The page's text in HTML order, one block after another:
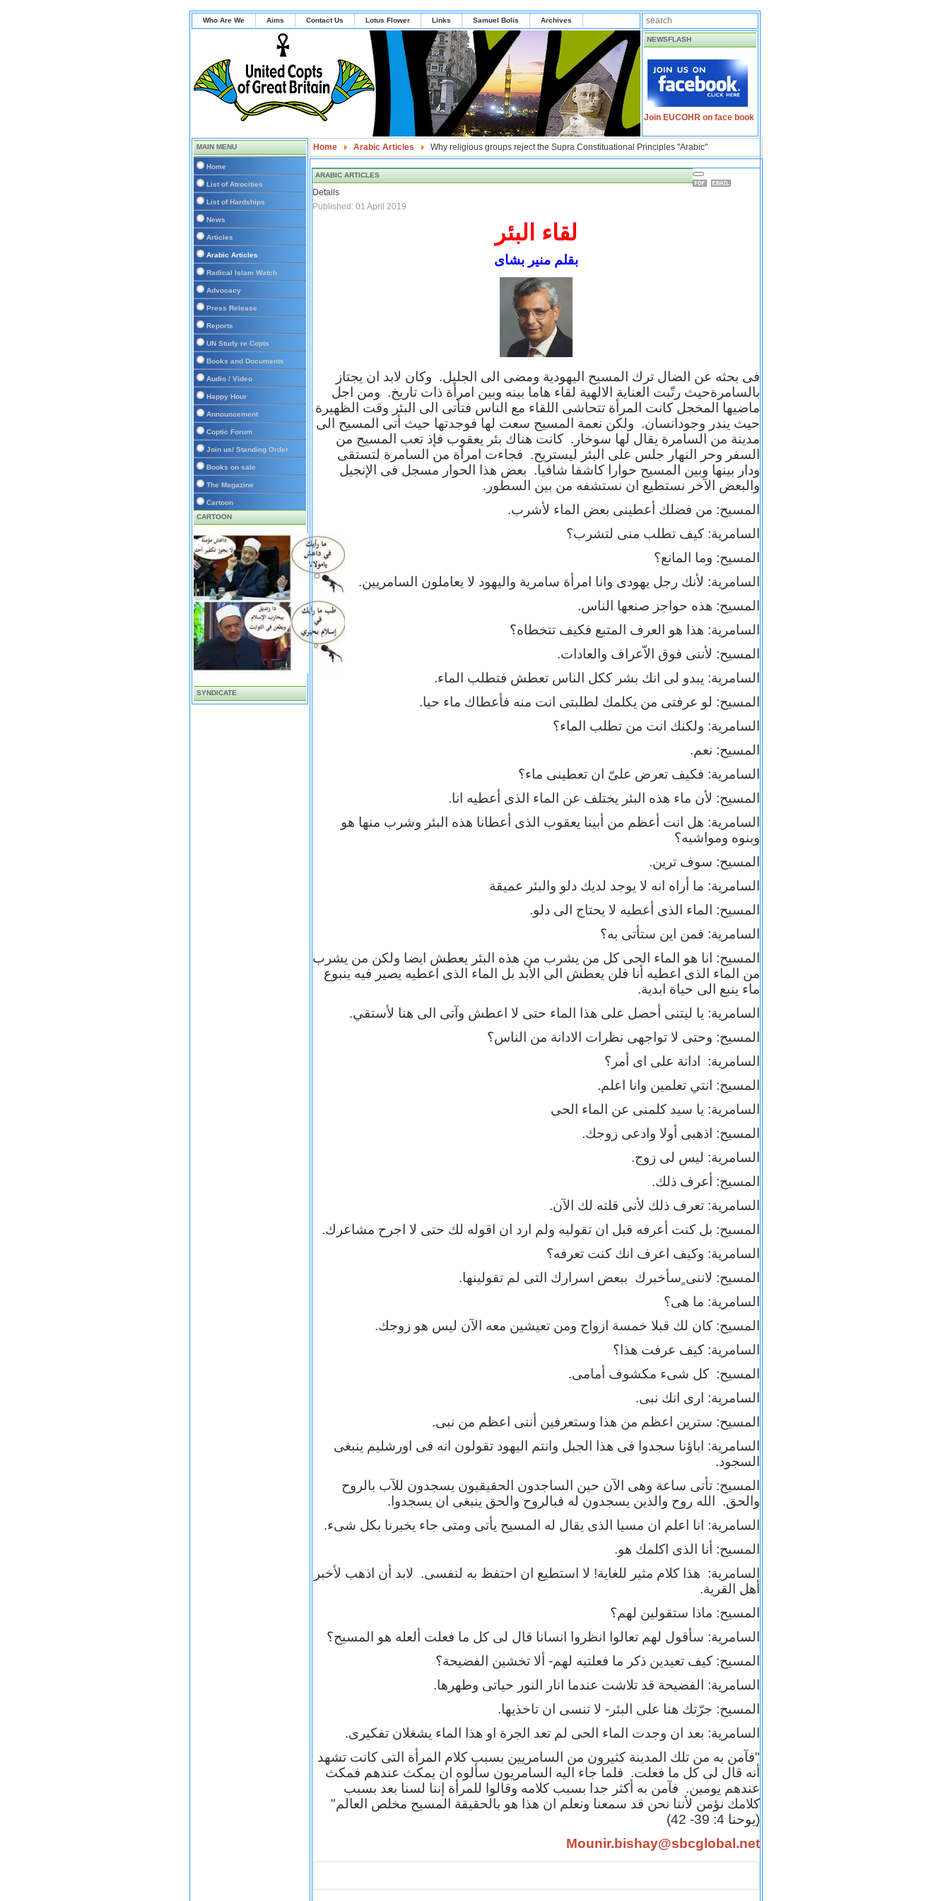
Who Are We Aims Contact Us Lotus Flower Links Samuel Bolis Archives
NEWSFLASH
Join EUCOHR on face book
MAIN MENU
Home
List of Atrocities
List of Hardships
News
Articles
Arabic Articles
Radical Islam Watch
Advocacy
Press Release
Reports
UN Study re Copts
Books and Documents
Audio / Video
Happy Hour
Announcement
Coptic Forum
Join us/ Standing Order
Books on sale
The Magazine
Cartoon
CARTOON
SYNDICATE
Home Arabic Articles Why religious groups reject the Supra Constituational Principles "Arabic"
ARABIC ARTICLES
Details
Published: 01 April 2019
لقاء البئر
بقلم منير بشاى
فى بحثه عن الضال ترك المسيح اليهودية ومضى الى الجليل. وكان لابد ان يجتاز
بالسامرةحيث رتّبت العناية الالهية لقاء هاما بينه وبين امرأة ذات تاريخ. ومن اجل
ماضيها المخجل كانت المرأة تتحاشى اللقاء مع الناس فتأتى الى البئر وقت الظهيرة
حيث يندر وجود انسان. ولكن نعمة المسيح سعت لها فوجدتها حيث أتى المسيح الى
مدينة من السامرة يقال لها سوخار. كانت هناك بئر يعقوب فإذ تعب المسيح من
السفر وحر النهار جلس على البئر ليستريح. فجاءت امرأة من السامرة لتستقى
ودار بينها وبين المسيح حوارا كاشفا شافيا. بعض هذا الحوار مسجل فى الإنجيل
والبعض الآخر نستطيع ان نستشفه من بين السطور.
المسيح: من فضلك أعطينى بعض الماء لأشرب.
السامرية: كيف تطلب منى لتشرب؟
المسيح: وما المانع؟
السامرية: لأنك رجل يهودى وانا امرأة سامرية واليهود لا يعاملون السامريين.
المسيح: هذه حواجز صنعها الناس.
السامرية: هذا هو العرف المتبع فكيف تتخطاه؟
المسيح: لأننى فوق الاّعراف والعادات.
السامرية: يبدو لى انك بشر ككل الناس تعطش فتطلب الماء.
المسيح: لو عرفتى من يكلمك لطلبتى انت منه فأعطاك ماء حيا.
السامرية: ولكنك انت من تطلب الماء؟
المسيح: نعم.
السامرية: فكيف تعرض علىّ ان تعطينى ماء؟
المسيح: لأن ماء هذه البئر يختلف عن الماء الذى أعطيه انا.
السامرية: هل انت أعظم من أبينا يعقوب الذى أعطانا هذه البئر وشرب منها هو
وبنوه ومواشيه؟
المسيح: سوف ترين.
السامرية: ما أراه انه لا يوجد لديك دلو والبئر عميقة
المسيح: الماء الذى أعطيه لا يحتاج الى دلو.
السامرية: فمن اين ستأتى به؟
المسيح: انا هو الماء الحى كل من يشرب من هذه البئر يعطش ايضا ولكن من يشرب
من الماء الذى اعطيه أنا فلن يعطش الى الأبد بل الماء الذى اعطيه يصير فيه ينبوع
ماء ينبع الى حياة ابدية.
السامرية: يا ليتنى أحصل على هذا الماء حتى لا اعطش وآتى الى هنا لأستقي.
المسيح: وحتى لا تواجهى نظرات الادانة من الناس؟
السامرية: ادانة على اى أمر؟
المسيح: انتي تعلمين وانا اعلم.
السامرية: يا سيد كلمنى عن الماء الحى
المسيح: اذهبى أولا وادعى زوجك.
السامرية: ليس لى زوج.
المسيح: أعرف ذلك.
السامرية: تعرف ذلك لأنى قلته لك الآن.
المسيح: بل كنت أعرفه قبل ان تقوليه ولم ارد ان اقوله لك حتى لا اجرح مشاعرك.
السامرية: وكيف اعرف انك كنت تعرفه؟
المسيح: لاننى ٍسأخبرك ببعض اسرارك التى لم تقولينها.
السامرية: ما هى؟
المسيح: كان لك قبلا خمسة ازواج ومن تعيشين معه الآن ليس هو زوجك.
السامرية: كيف عرفت هذا؟
المسيح: كل شىء مكشوف أمامى.
السامرية: ارى انك نبى.
المسيح: سترين اعظم من هذا وستعرفين أننى اعظم من نبى.
السامرية: اباؤنا سجدوا فى هذا الجبل وانتم اليهود تقولون انه فى اورشليم ينبغى
السجود.
المسيح: تأتى ساعة وهى الآن حين الساجدون الحقيقيون يسجدون للآب بالروح
والحق. الله روح والذين يسجدون له فبالروح والحق ينبغى ان يسجدوا.
السامرية: انا اعلم ان مسيا الذى يقال له المسيح يأتى ومتى جاء يخبرنا بكل شىء.
المسيح: أنا الذى اكلمك هو.
السامرية: هذا كلام مثير للغاية! لا استطيع ان احتفظ به لنفسى. لابد أن اذهب لأخبر
أهل القرية.
المسيح: ماذا ستقولين لهم؟
السامرية: سأقول لهم تعالوا انظروا انسانا قال لى كل ما فعلت ألعله هو المسيح؟
المسيح: كيف تعيدين ذكر ما فعلتيه لهم- ألا تخشين الفضيحة؟
السامرية: الفضيحة قد تلاشت عندما انار النور حياتى وطهرها.
المسيح: جرّتك هنا على البئر- لا تنسى ان تاخذيها.
السامرية: بعد ان وجدت الماء الحى لم تعد الجرة او هذا الماء يشغلان تفكيرى.
"فآمن به من تلك المدينة كثيرون من السامريين بسبب كلام المرأة التى كانت تشهد
أنه قال لى كل ما فعلت. فلما جاء اليه السامريون سألوه ان يمكث عندهم فمكث
عندهم يومين. فآمن به أكثر جدا بسبب كلامه وقالوا للمرأة إننا لسنا بعد بسبب
كلامك نؤمن لأننا نحن قد سمعنا ونعلم ان هذا هو بالحقيقة المسيح مخلص العالم"
(يوحنا 4: 39- 42)
Mounir.bishay@sbcglobal.net